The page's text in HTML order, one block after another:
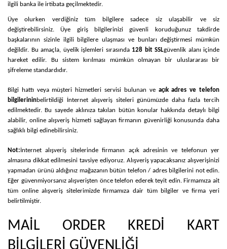
ilgili banka ile irtibata geçilmektedir.
Üye olurken verdiğiniz tüm bilgilere sadece siz ulaşabilir ve siz
değiştirebilirsiniz. Üye giriş bilgilerinizi güvenli koruduğunuz takdirde
başkalarının sizinle ilgili bilgilere ulaşması ve bunları değiştirmesi mümkün
değildir. Bu amaçla, üyelik işlemleri sırasında 128 bit SSLgüvenlik alanı içinde
hareket edilir. Bu sistem kırılması mümkün olmayan bir uluslararası bir
şifreleme standardıdır.
Bilgi hattı veya müşteri hizmetleri servisi bulunan ve açık adres ve telefon
bilgilerininbelirtildiği İnternet alışveriş siteleri günümüzde daha fazla tercih
edilmektedir. Bu sayede aklınıza takılan bütün konular hakkında detaylı bilgi
alabilir, online alışveriş hizmeti sağlayan firmanın güvenirliği konusunda daha
sağlıklı bilgi edinebilirsiniz.
Not:İnternet alışveriş sitelerinde firmanın açık adresinin ve telefonun yer
almasına dikkat edilmesini tavsiye ediyoruz. Alışveriş yapacaksanız alışverişinizi
yapmadan ürünü aldığınız mağazanın bütün telefon / adres bilgilerini not edin.
Eğer güvenmiyorsanız alışverişten önce telefon ederek teyit edin. Firmamıza ait
tüm online alışveriş sitelerimizde firmamıza dair tüm bilgiler ve firma yeri
belirtilmiştir.
MAİL ORDER KREDİ KART
BİLGİLERİ GÜVENLİĞİ